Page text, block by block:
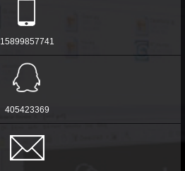
15899857741
405423369